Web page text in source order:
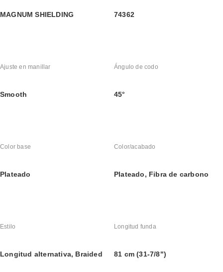
MAGNUM SHIELDING 74362
Ajuste en manillar
Smooth
Ángulo de codo
45°
Color base
Plateado
Color/acabado
Plateado, Fibra de carbono
Estilo
Longitud alternativa, Braided
Longitud funda
81 cm (31-7/8")